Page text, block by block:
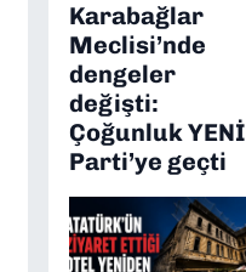
Karabağlar
Meclisi’nde
dengeler
değişti:
Çoğunluk YENİ
Parti’ye geçti